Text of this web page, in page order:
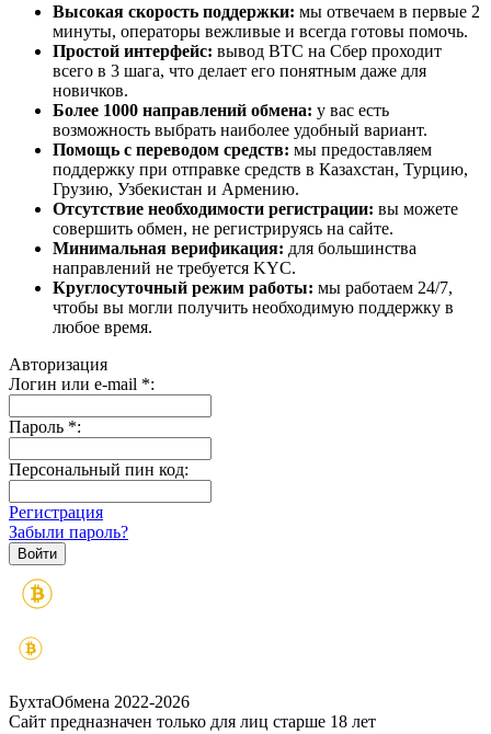
Высокая скорость поддержки: мы отвечаем в первые 2
минуты, операторы вежливые и всегда готовы помочь.
Простой интерфейс: вывод BTC на Сбер проходит
всего в 3 шага, что делает его понятным даже для
новичков.
Более 1000 направлений обмена: у вас есть
возможность выбрать наиболее удобный вариант.
Помощь с переводом средств: мы предоставляем
поддержку при отправке средств в Казахстан, Турцию,
Грузию, Узбекистан и Армению.
Отсутствие необходимости регистрации: вы можете
совершить обмен, не регистрируясь на сайте.
Минимальная верификация: для большинства
направлений не требуется KYC.
Круглосуточный режим работы: мы работаем 24/7,
чтобы вы могли получить необходимую поддержку в
любое время.
Авторизация
Логин или e-mail *:
Пароль *:
Персональный пин код:
Регистрация
Забыли пароль?
БухтаОбмена 2022-2026
Сайт предназначен только для лиц старше 18 лет